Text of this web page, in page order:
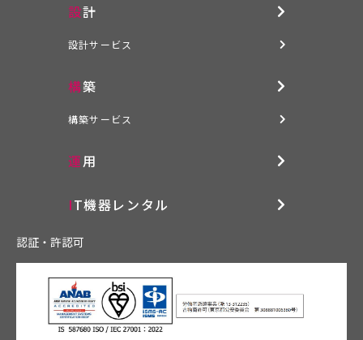
設計
設計サービス
構築
構築サービス
運用
IT機器レンタル
認証・許認可